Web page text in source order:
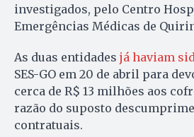
investigados, pelo Centro
Emergências Médicas de
As duas entidades já haviam
SES-GO em 20 de abril para
cerca de R$ 13 milhões aos
razão do suposto
contratuais.